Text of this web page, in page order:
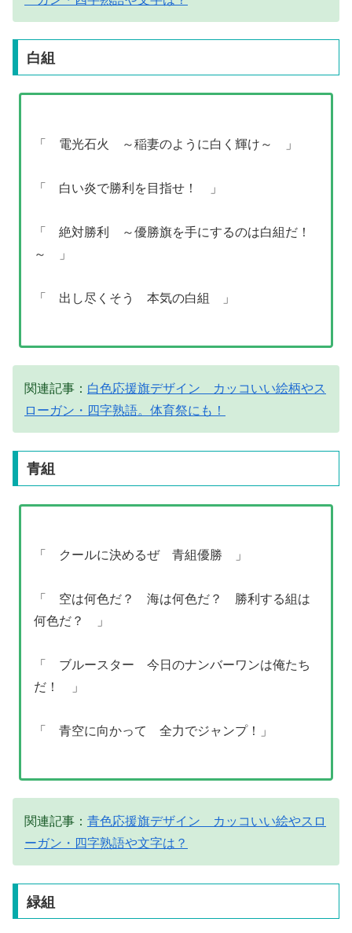
白組
「 電光石火 ～稲妻のように白く輝け～ 」
「 白い炎で勝利を目指せ！ 」
「 絶対勝利 ～優勝旗を手にするのは白組だ！
～ 」
「 出し尽くそう 本気の白組 」
関連記事： 白色応援旗デザイン カッコいい絵柄やス
ローガン・四字熟語。体育祭にも！
青組
「 クールに決めるぜ 青組優勝 」
「 空は何色だ？ 海は何色だ？ 勝利する組は
何色だ？ 」
「 ブルースター 今日のナンバーワンは俺たち
だ！ 」
「 青空に向かって 全力でジャンプ！」
関連記事： 青色応援旗デザイン カッコいい絵やスロ
ーガン・四字熟語や文字は？
緑組